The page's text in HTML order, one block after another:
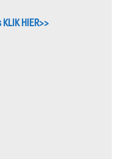
HIER>>